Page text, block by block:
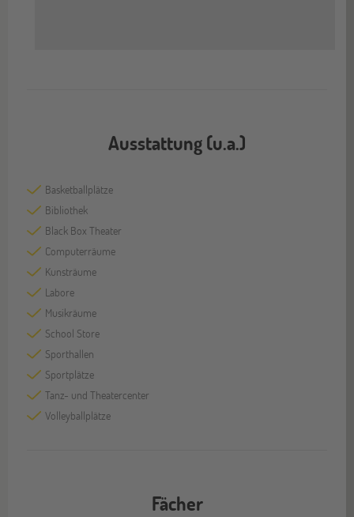
Ausstattung (u.a.)
Basketballplätze
Bibliothek
Black Box Theater
Computerräume
Kunsträume
Labore
Musikräume
School Store
Sporthallen
Sportplätze
Tanz- und Theatercenter
Volleyballplätze
Fächer